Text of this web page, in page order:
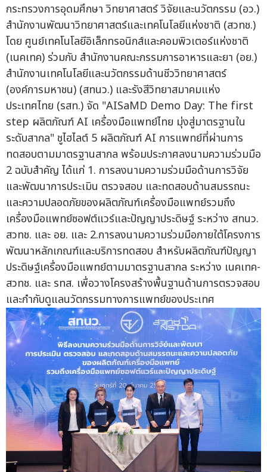
กระทรวงการอุดมศึกษา วิทยาศาสตร์ วิจัยและนวัตกรรม (อว.)
สำนักงานพัฒนาวิทยาศาสตร์และเทคโนโลยีแห่งชาติ (สวทช.)
โดย ศูนย์เทคโนโลยีอิเล็กทรอนิกส์และคอมพิวเตอร์แห่งชาติ
(เนคเทค) ร่วมกับ สำนักงานคณะกรรมการอาหารและยา (อย.)
สำนักงานเทคโนโลยีและนวัตกรรมด้านชีววิทยาศาสตร์
(องค์การมหาชน) (สทนว.) และรังสีวิทยาสมาคมแห่ง
ประเทศไทย (รสท.) จัด "AISaMD Demo Day: The first
step ผลิตภัณฑ์ AI เครื่องมือแพทย์ไทย มุ่งสู่มาตรฐานใน
ระดับสากล" ชูไฮไลต์ 5 ผลิตภัณฑ์ AI การแพทย์ที่ผ่านการ
ทดสอบตามมาตรฐานสากล พร้อมประกาศลงนามความร่วมมือ
2 ฉบับสำคัญ ได้แก่ 1. การลงนามความร่วมมือด้านการวิจัย
และพัฒนาการประเมิน ตรวจสอบ และทดสอบด้านสมรรถนะ
และความปลอดภัยของผลิตภัณฑ์เครื่องมือแพทย์รวมถึง
เครื่องมือแพทย์ซอฟต์แวร์และปัญญาประดิษฐ์ ระหว่าง สทนว.
สวทช. และ อย. และ 2.การลงนามความร่วมมือภายใต้โครงการ
พัฒนาหลักเกณฑ์และบริการทดสอบ สำหรับผลิตภัณฑ์ปัญญา
ประดิษฐ์เครื่องมือแพทย์ตามมาตรฐานสากล ระหว่าง เนคเทค-
สวทช. และ รทส. เพื่อวางโครงสร้างพื้นฐานด้านการตรวจสอบ
และกำกับดูแลนวัตกรรมทางการแพทย์ของประเทศ